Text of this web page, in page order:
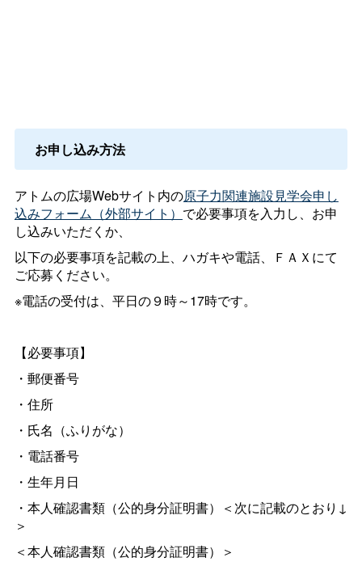
お申し込み方法
アトムの広場Webサイト内の原子力関連施設見学会申し
込みフォーム（外部サイト） で必要事項を入力し、お申
し込みいただくか、
以下の必要事項を記載の上、ハガキや電話、ＦＡＸにて
ご応募ください。
※電話の受付は、平日の９時～17時です。
【必要事項】
・郵便番号
・住所
・氏名（ふりがな）
・電話番号
・生年月日
・本人確認書類（公的身分証明書）＜次に記載のとおり↓
＞
＜本人確認書類（公的身分証明書）＞